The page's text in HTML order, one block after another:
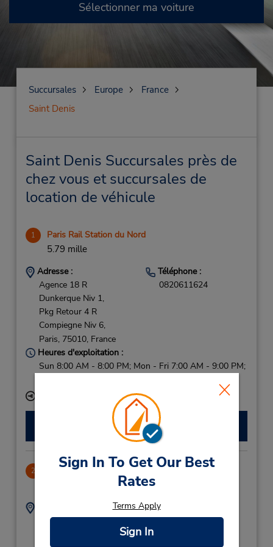
Sign In To Get Our Best
Rates
Terms Apply
Sign In
Sélectionner ma voiture
Succursales Europe
France
Saint Denis
Saint Denis Succursales près de
chez vous et succursales de
location de véhicule
1 Paris Rail Station du Nord
5.79 mille
Adresse :
Agence 18 R
Dunkerque Niv 1,
Pkg Retour 4 R
Compiegne Niv 6,
Paris, 75010, France
Téléphone :
0820611624
Heures d'exploitation :
Sun 8:00 AM - 8:00 PM; Mon - Fri 7:00 AM - 9:00 PM;
Succursale avec boîte de dépôt des clés
Faire une réservation
2 CLOSED July 10, 2024
Adresse :
Gare De Lest, Effia P2
Téléphone :
(33) 0821230420